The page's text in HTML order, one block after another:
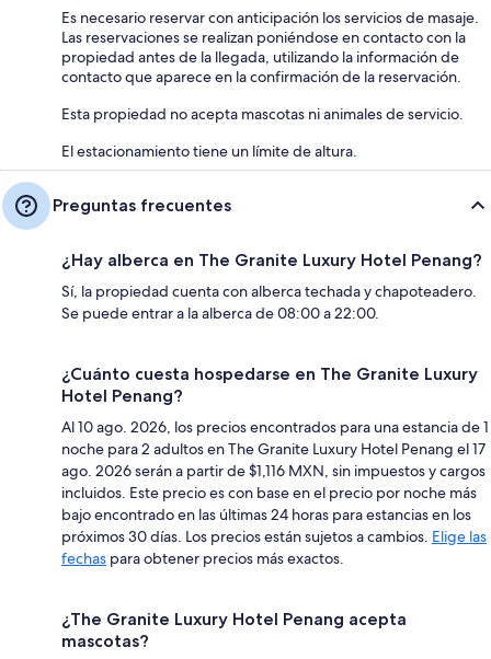
Es necesario reservar con anticipación los servicios de masaje.
Las reservaciones se realizan poniéndose en contacto con la
propiedad antes de la llegada, utilizando la información de
contacto que aparece en la confirmación de la reservación.
Esta propiedad no acepta mascotas ni animales de servicio.
El estacionamiento tiene un límite de altura.
Preguntas frecuentes
¿Hay alberca en The Granite Luxury Hotel Penang?
Sí, la propiedad cuenta con alberca techada y chapoteadero.
Se puede entrar a la alberca de 08:00 a 22:00.
¿Cuánto cuesta hospedarse en The Granite Luxury
Hotel Penang?
Al 10 ago. 2026, los precios encontrados para una estancia de 1
noche para 2 adultos en The Granite Luxury Hotel Penang el 17
ago. 2026 serán a partir de $1,116 MXN, sin impuestos y cargos
incluidos. Este precio es con base en el precio por noche más
bajo encontrado en las últimas 24 horas para estancias en los
próximos 30 días. Los precios están sujetos a cambios. Elige las
fechas para obtener precios más exactos.
¿The Granite Luxury Hotel Penang acepta
mascotas?